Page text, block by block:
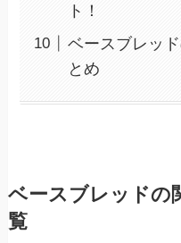
ト！
ベースブレッ
とめ
ベースブレッドの
覧